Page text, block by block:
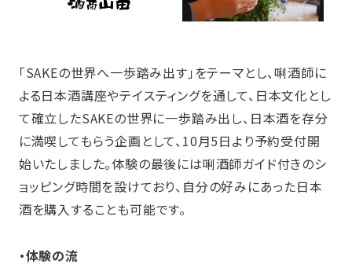
「SAKEの世界へ一歩踏み出す」をテーマとし、唎酒師に
よる日本酒講座やテイスティングを通して、日本文化とし
て確立したSAKEの世界に一歩踏み出し、日本酒を存分
に満喫してもらう企画として、10月5日より予約受付開
始いたしました。体験の最後には唎酒師ガイド付きのシ
ョッピング時間を設けており、自分の好みにあった日本
酒を購入することも可能です。
・体験の流